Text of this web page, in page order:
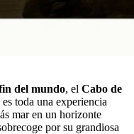
del mundo, el Cabo de
toda una experiencia
mar en un horizonte
por su grandiosa